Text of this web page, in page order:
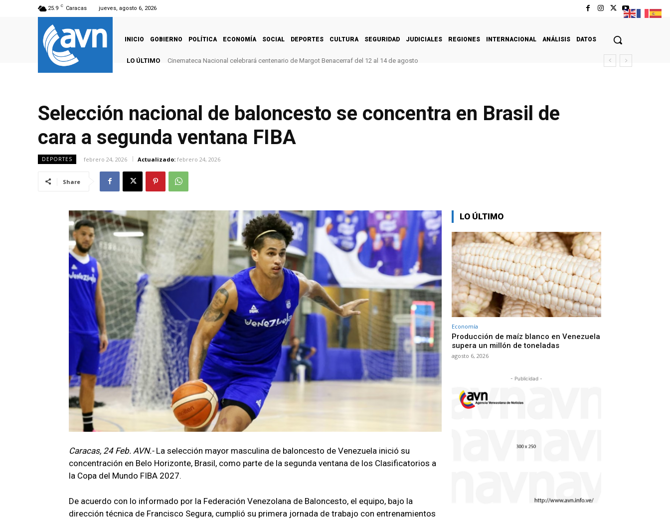
25.9 C Caracas jueves, agosto 6, 2026
INICIO GOBIERNO POLÍTICA ECONOMÍA SOCIAL DEPORTES CULTURA SEGURIDAD JUDICIALES REGIONES INTERNACIONAL ANÁLISIS DATOS
LO ÚLTIMO Cinemateca Nacional celebrará centenario de Margot Benacerraf del 12 al 14 de agosto
Selección nacional de baloncesto se concentra en Brasil de
cara a segunda ventana FIBA
DEPORTES febrero 24, 2026 Actualizado: febrero 24, 2026
Share
Caracas, 24 Feb. AVN.-La selección mayor masculina de baloncesto de Venezuela inició su
concentración en Belo Horizonte, Brasil, como parte de la segunda ventana de los Clasificatorios a
la Copa del Mundo FIBA 2027.
De acuerdo con lo informado por la Federación Venezolana de Baloncesto, el equipo, bajo la
dirección técnica de Francisco Segura, cumplió su primera jornada de trabajo con entrenamientos
LO ÚLTIMO
Economía
Producción de maíz blanco en Venezuela
supera un millón de toneladas
agosto 6, 2026
- Publicidad -